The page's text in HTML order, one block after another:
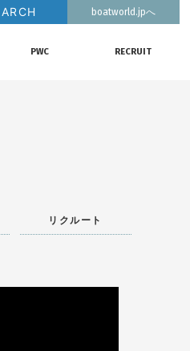
boatworld.jpへ
PWC RECRUIT
リクルート